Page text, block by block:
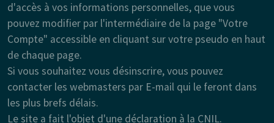
d'accès à vos informations personnelles, que vous
pouvez modifier par l'intermédiaire de la page "Votre
Compte" accessible en cliquant sur votre pseudo en haut
de chaque page.
Si vous souhaitez vous désinscrire, vous pouvez
contacter les webmasters par E-mail qui le feront dans
les plus brefs délais.
Le site a fait l'objet d'une déclaration à la CNIL.